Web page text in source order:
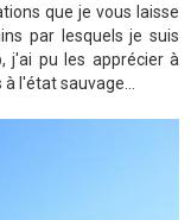
que je vous laisse
par lesquels je suis
j'ai pu les apprécier à
l'état sauvage...